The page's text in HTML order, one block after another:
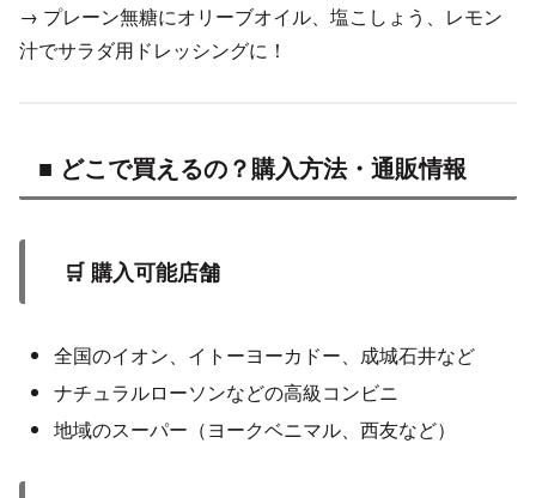
→ プレーン無糖にオリーブオイル、塩こしょう、レモン
汁でサラダ用ドレッシングに！
■ どこで買えるの？購入方法・通販情報
🛒 購入可能店舗
全国のイオン、イトーヨーカドー、成城石井など
ナチュラルローソンなどの高級コンビニ
地域のスーパー（ヨークベニマル、西友など）